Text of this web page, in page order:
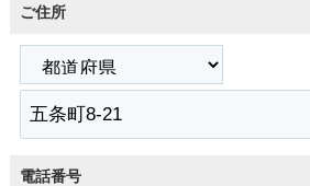
ご住所
電話番号